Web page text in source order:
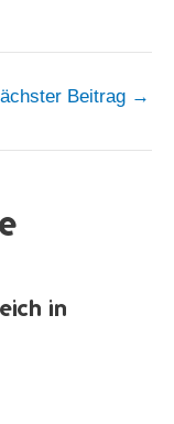
Beitrag →
in